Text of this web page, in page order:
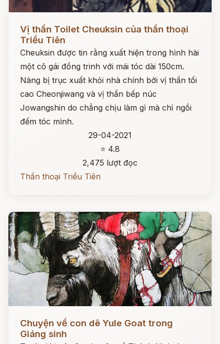
Đọc ngay
Vị thần Toilet Cheuksin của thần thoại
Triều Tiên
Cheuksin được tin rằng xuất hiện trong hình hài
một cô gái đồng trinh với mái tóc dài 150cm.
Nàng bị trục xuất khỏi nhà chính bởi vị thần tối
cao Cheonjiwang và vị thần bếp núc
Jowangshin do chẳng chịu làm gì mà chỉ ngồi
đếm tóc mình.
29-04-2021
⭐ 4.8
2,475 lượt đọc
Thần thoại Triều Tiên
Chuyện về con dê Yule Goat trong
Giáng sinh